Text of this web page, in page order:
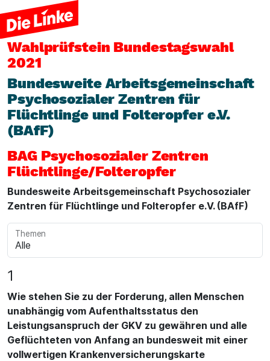
Wahlprüfstein Bundestagswahl
2021
Bundesweite Arbeitsgemeinschaft
Psychosozialer Zentren für
Flüchtlinge und Folteropfer e.V.
(BAfF)
BAG Psychosozialer Zentren
Flüchtlinge/Folteropfer
Bundesweite Arbeitsgemeinschaft Psychosozialer
Zentren für Flüchtlinge und Folteropfer e.V. (BAfF)
Themen
1
Wie stehen Sie zu der Forderung, allen Menschen
unabhängig vom Aufenthaltsstatus den
Leistungsanspruch der GKV zu gewähren und alle
Geflüchteten von Anfang an bundesweit mit einer
vollwertigen Krankenversicherungskarte